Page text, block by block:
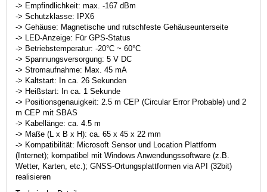
-> Empfindlichkeit: max. -167 dBm
-> Schutzklasse: IPX6
-> Gehäuse: Magnetische und rutschfeste Gehäuseunterseite
-> LED-Anzeige: Für GPS-Status
-> Betriebstemperatur: -20°C ~ 60°C
-> Spannungsversorgung: 5 V DC
-> Stromaufnahme: Max. 45 mA
-> Kaltstart: In ca. 26 Sekunden
-> Heißstart: In ca. 1 Sekunde
-> Positionsgenauigkeit: 2.5 m CEP (Circular Error Probable) und 2
m CEP mit SBAS
-> Kabellänge: ca. 4.5 m
-> Maße (L x B x H): ca. 65 x 45 x 22 mm
-> Kompatibilität: Microsoft Sensor und Location Plattform
(Internet); kompatibel mit Windows Anwendungssoftware (z.B.
Wetter, Karten, etc.); GNSS-Ortungsplattformen via API (32bit)
realisieren